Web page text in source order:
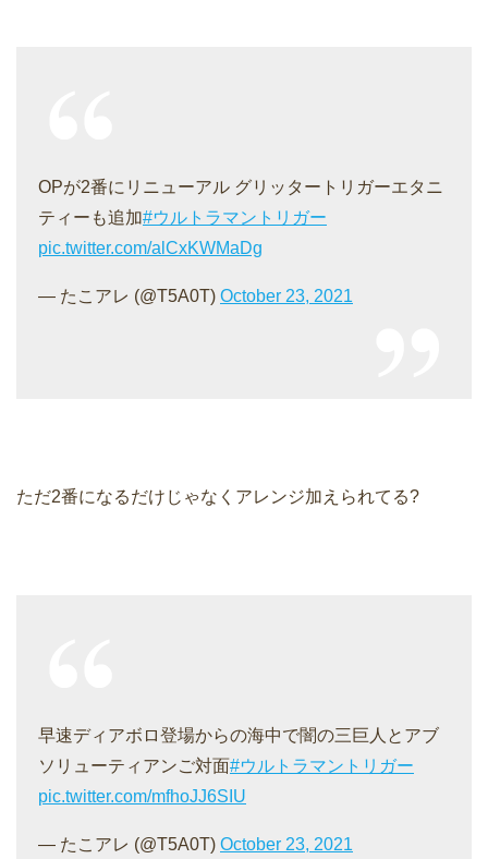
OPが2番にリニューアル グリッタートリガーエタニ
ティーも追加#ウルトラマントリガー
pic.twitter.com/alCxKWMaDg
— たこアレ (@T5A0T) October 23, 2021
ただ2番になるだけじゃなくアレンジ加えられてる?
早速ディアボロ登場からの海中で闇の三巨人とアブ
ソリューティアンご対面#ウルトラマントリガー
pic.twitter.com/mfhoJJ6SIU
— たこアレ (@T5A0T) October 23, 2021